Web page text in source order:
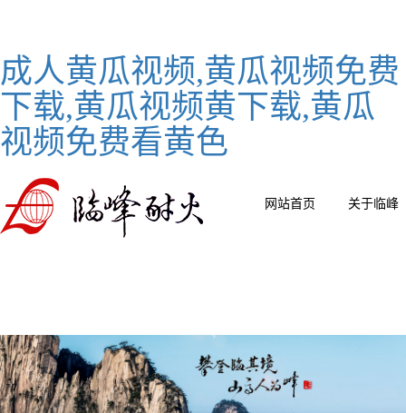
成人黄瓜视频,黄瓜视频免费
下载,黄瓜视频黄下载,黄瓜
视频免费看黄色
网站首页 关于临峰